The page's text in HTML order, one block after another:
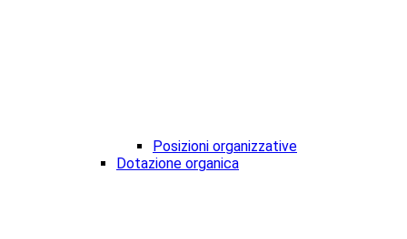
Posizioni organizzative
Dotazione organica